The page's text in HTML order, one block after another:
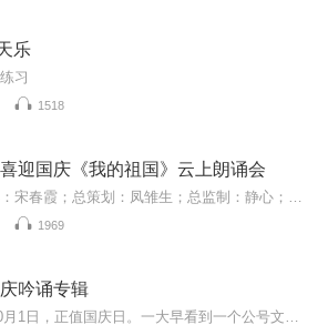
乐
习
1518
迎国庆《我的祖国》云上朗诵会
1969
吟诵专辑